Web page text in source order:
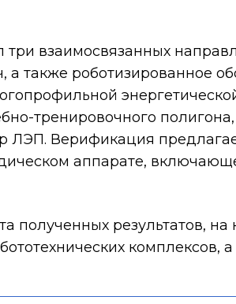
взаимосвязанных
также роботизированное
тренировочного
ЛЭП. Верификация
аппарате,
полученных результатов,
комплексов,